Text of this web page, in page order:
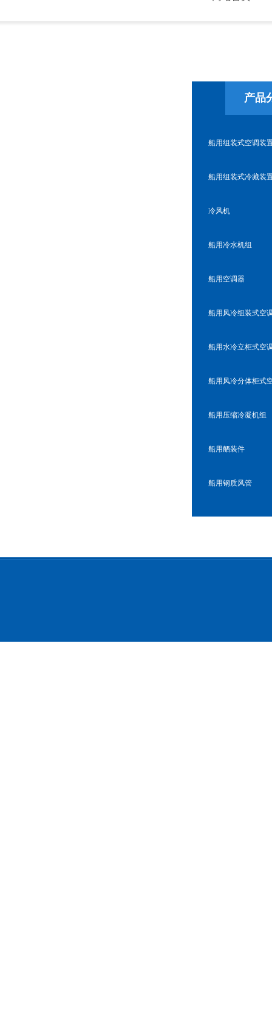
产品
船用组装式空调装
船用组装式冷藏装
冷风机
船用冷水机组
船用空调器
船用风冷组装式空
船用水冷立柜式空
船用风冷分体柜式
船用压缩冷凝机组
船用舾装件
船用钢质风管